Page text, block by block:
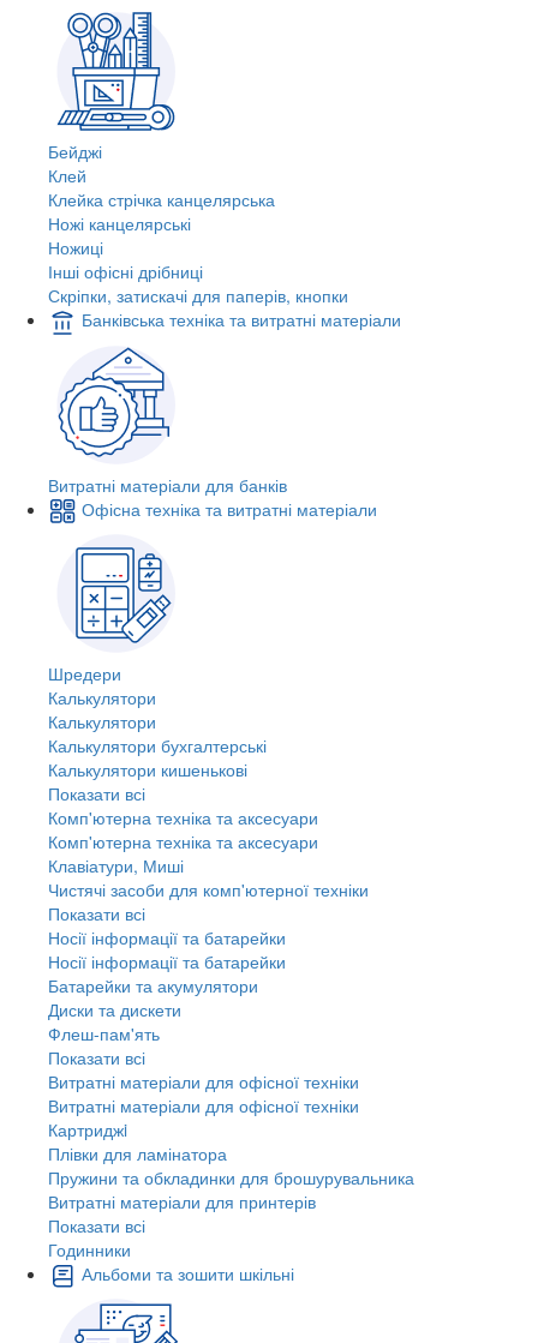
Бейджі
Клей
Клейка стрічка канцелярська
Ножі канцелярські
Ножиці
Інші офісні дрібниці
Скріпки, затискачі для паперів, кнопки
Банківська техніка та витратні матеріали
Витратні матеріали для банків
Офісна техніка та витратні матеріали
Шредери
Калькулятори
Калькулятори
Калькулятори бухгалтерські
Калькулятори кишенькові
Показати всі
Комп'ютерна техніка та аксесуари
Комп'ютерна техніка та аксесуари
Клавіатури, Миші
Чистячі засоби для комп'ютерної техніки
Показати всі
Носії інформації та батарейки
Носії інформації та батарейки
Батарейки та акумулятори
Диски та дискети
Флеш-пам'ять
Показати всі
Витратні матеріали для офісної техніки
Витратні матеріали для офісної техніки
Картриджi
Плівки для ламінатора
Пружини та обкладинки для брошурувальника
Витратні матеріали для принтерів
Показати всі
Годинники
Альбоми та зошити шкільні